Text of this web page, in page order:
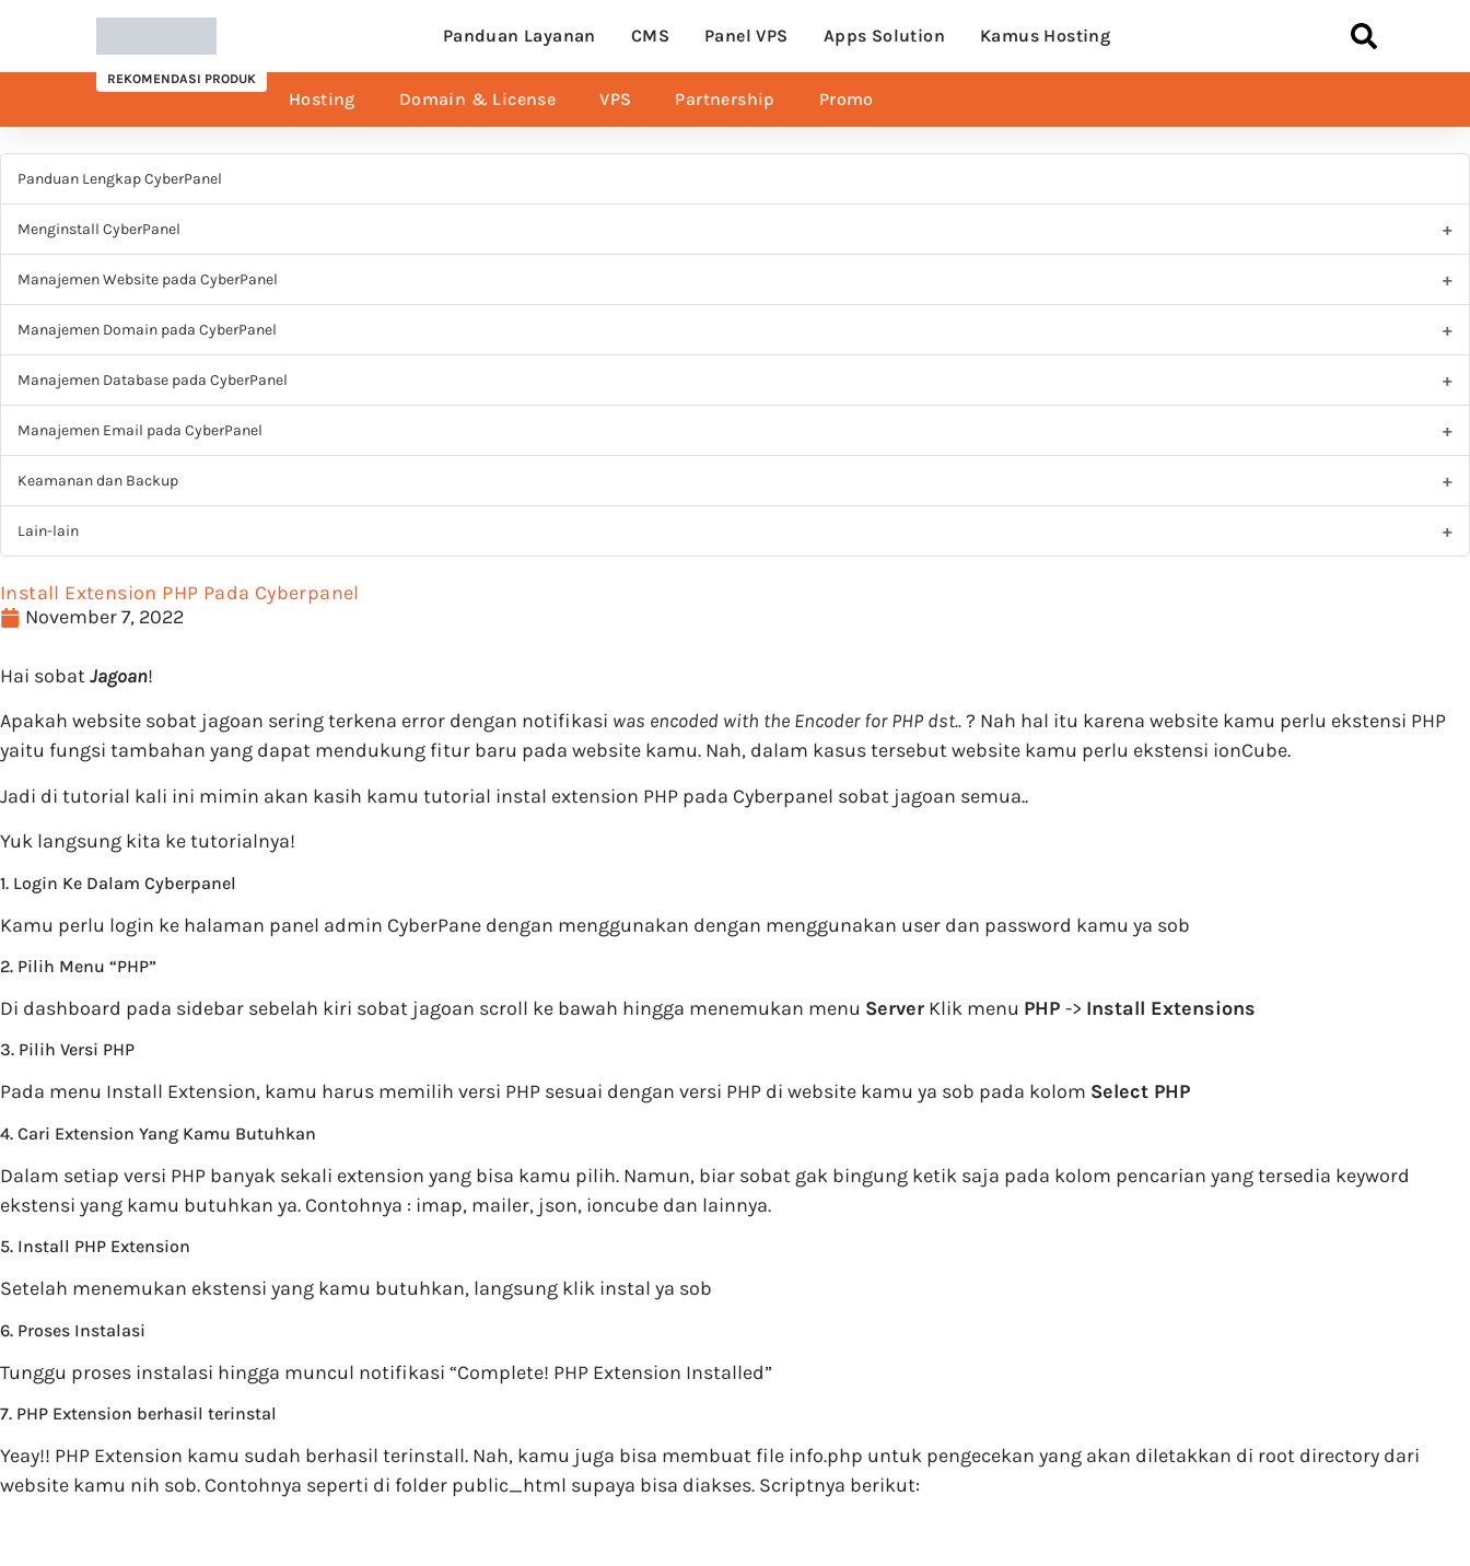
Panduan Layanan CMS Panel VPS Apps Solution Kamus Hosting
REKOMENDASI PRODUK
Hosting Domain & License VPS Partnership Promo
Panduan Lengkap CyberPanel
Menginstall CyberPanel
Manajemen Website pada CyberPanel
Manajemen Domain pada CyberPanel
Manajemen Database pada CyberPanel
Manajemen Email pada CyberPanel
Keamanan dan Backup
Lain-lain
Install Extension PHP Pada Cyberpanel
November 7, 2022
Hai sobatJagoan!
Apakah website sobat jagoan sering terkena error dengan notifikasi was encoded with the Encoder for PHP dst..? Nah hal itu karena website kamu perlu ekstensi PHP
yaitu fungsi tambahan yang dapat mendukung fitur baru pada website kamu. Nah, dalam kasus tersebut website kamu perlu ekstensi ionCube.
Jadi di tutorial kali ini mimin akan kasih kamu tutorial instal extension PHP pada Cyberpanel sobat jagoan semua..
Yuk langsung kita ke tutorialnya!
1. Login Ke Dalam Cyberpanel
Kamu perlu login ke halaman panel admin CyberPane dengan menggunakan dengan menggunakan user dan password kamu ya sob
2. Pilih Menu “PHP”
Di dashboard pada sidebar sebelah kiri sobat jagoan scroll ke bawah hingga menemukan menu Server Klik menu PHP -> Install Extensions
3. Pilih Versi PHP
Pada menu Install Extension, kamu harus memilih versi PHP sesuai dengan versi PHP di website kamu ya sob pada kolom Select PHP
4. Cari Extension Yang Kamu Butuhkan
Dalam setiap versi PHP banyak sekali extension yang bisa kamu pilih. Namun, biar sobat gak bingung ketik saja pada kolom pencarian yang tersedia keyword
ekstensi yang kamu butuhkan ya. Contohnya : imap, mailer, json, ioncube dan lainnya.
5. Install PHP Extension
Setelah menemukan ekstensi yang kamu butuhkan, langsung klik instal ya sob
6. Proses Instalasi
Tunggu proses instalasi hingga muncul notifikasi “Complete! PHP Extension Installed”
7. PHP Extension berhasil terinstal
Yeay!! PHP Extension kamu sudah berhasil terinstall. Nah, kamu juga bisa membuat file info.php untuk pengecekan yang akan diletakkan di root directory dari
website kamu nih sob. Contohnya seperti di folder public_html supaya bisa diakses. Scriptnya berikut: